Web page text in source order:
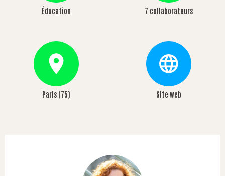
Éducation 7 collaborateurs
Paris (75) Site web